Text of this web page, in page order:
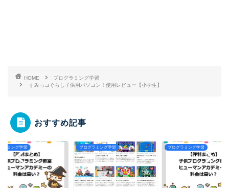
HOME
プログラミング学習
すみっコぐらし子供用パソコン！使用レビュー【小学生】
おすすめ記事
ラミング学習 プログラミング学習 プログラミング学習